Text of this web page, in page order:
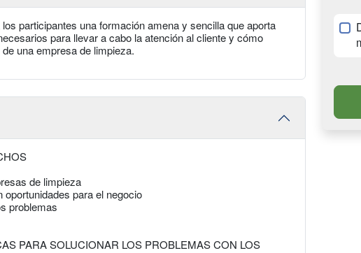
participantes una formación amena y sencilla que aporta
para llevar a cabo la atención al cliente y cómo
una empresa de limpieza.
de limpieza
para el negocio
problemas
PARA SOLUCIONAR LOS PROBLEMAS CON LOS